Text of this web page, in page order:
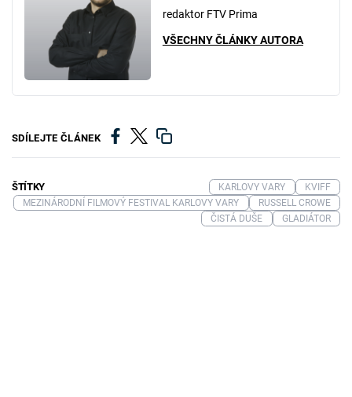
redaktor FTV Prima
VŠECHNY ČLÁNKY AUTORA
SDÍLEJTE ČLÁNEK
ŠTÍTKY KARLOVY VARY
KVIFF
MEZINÁRODNÍ FILMOVÝ FESTIVAL KARLOVY VARY
RUSSELL CROWE
ČISTÁ DUŠE
GLADIÁTOR